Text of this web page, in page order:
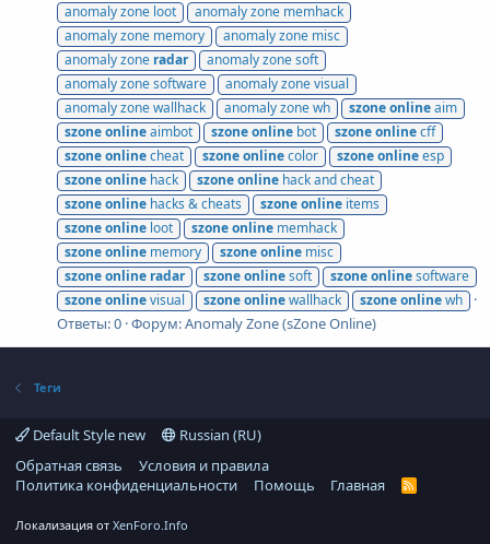
anomaly zone loot
anomaly zone memhack
anomaly zone memory
anomaly zone misc
anomaly zone radar
anomaly zone soft
anomaly zone software
anomaly zone visual
anomaly zone wallhack
anomaly zone wh szoneonlineaim
szoneonlineaimbot szoneonline bot szoneonlinecff
szoneonlinecheat szoneonlinecolor szoneonlineesp
szoneonline hack szoneonline hack and cheat
szoneonline hacks & cheats szoneonline items
szoneonline loot szoneonline memhack
szoneonline memory szoneonline misc
szoneonline radar szoneonlinesoft szoneonlinesoftware
szoneonlinevisual szoneonlinewallhack szoneonlinewh
Ответы: 0 Форум:Anomaly Zone (sZone Online)
Теги
Default Style new
Russian (RU)
Обратная связь
Условия и правила
Политика конфиденциальности
Помощь Главная
R
Локализация от XenForo.Info